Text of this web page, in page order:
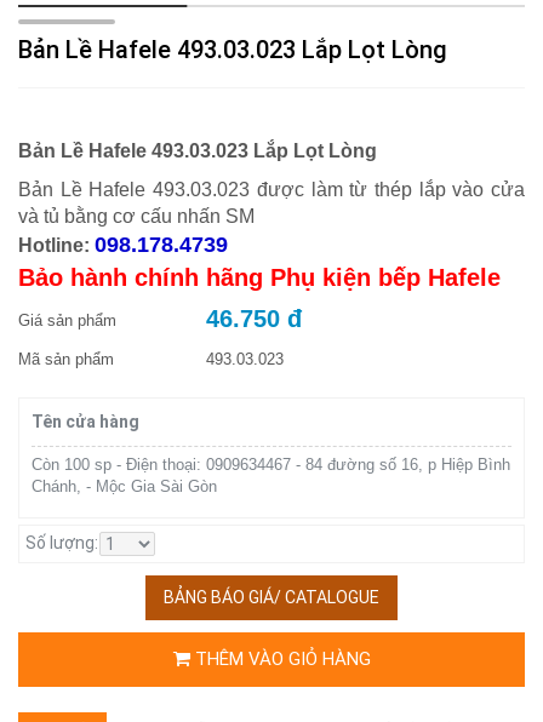
Bản Lề Hafele 493.03.023 Lắp Lọt Lòng
Bản Lề Hafele 493.03.023 Lắp Lọt Lòng
Bản Lề Hafele 493.03.023 được làm từ thép lắp vào cửa
và tủ bằng cơ cấu nhấn SM
Hotline: 098.178.4739
Bảo hành chính hãng Phụ kiện bếp Hafele
Giá sản phẩm 46.750 đ
Mã sản phẩm 493.03.023
Tên cửa hàng
Còn 100 sp - Điện thoại: 0909634467 - 84 đường số 16, p Hiệp Bình
Chánh, - Mộc Gia Sài Gòn
Số lượng:
BẢNG BÁO GIÁ/ CATALOGUE
THÊM VÀO GIỎ HÀNG